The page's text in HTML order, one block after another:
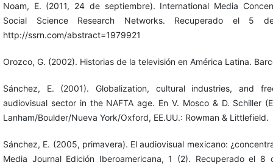
Noam, E. (2011, 24 de septiembre). International Media
Social Science Research Networks. Recuperado el 5
http://ssrn.com/abstract=1979921
Orozco, G. (2002). Historias de la televisión en América Latina.
Sánchez, E. (2001). Globalization, cultural industries, and
audiovisual sector in the NAFTA age. En V. Mosco & D. Schiller
Lanham/Boulder/Nueva York/Oxford, EE.UU.: Rowman & Littlefield.
Sánchez, E. (2005, primavera). El audiovisual mexicano:
Media Journal Edición Iberoamericana, 1 (2). Recuperado el